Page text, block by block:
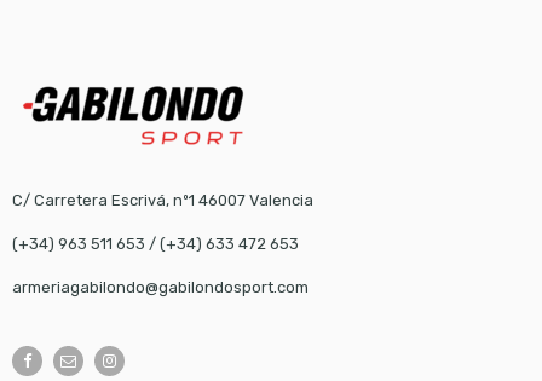
C/ Carretera Escrivá, nº1 46007 Valencia
(+34) 963 511 653 / (+34) 633 472 653
armeriagabilondo@gabilondosport.com